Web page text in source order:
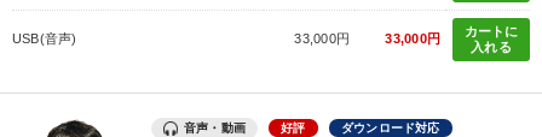
USB(音声) 33,000円 33,000円
カートに
入れる
音声・動画 好評 ダウンロード対応